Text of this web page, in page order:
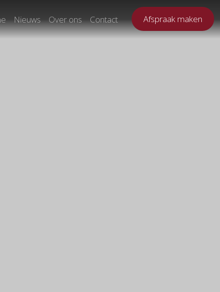
Nieuws Over ons Contact Afspraak maken